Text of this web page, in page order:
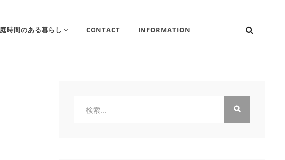
庭時間のある暮らし CONTACT INFORMATION